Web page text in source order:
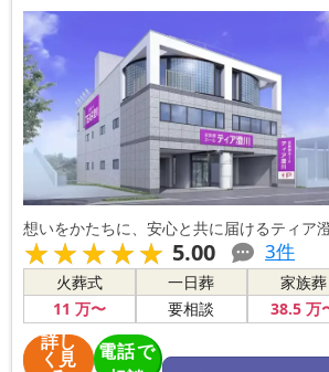
想いをかたちに、安心と共に届けるティア
★★★★★
★★★★★ 5.00 3件
火葬式
11 万〜
一日葬
要相談
家族葬
38.5万
詳し
く見
電話で